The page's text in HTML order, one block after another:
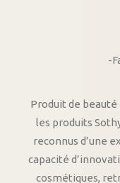
-
Produit de beauté
les produits
reconnus d’une
capacité
cosmétiques,